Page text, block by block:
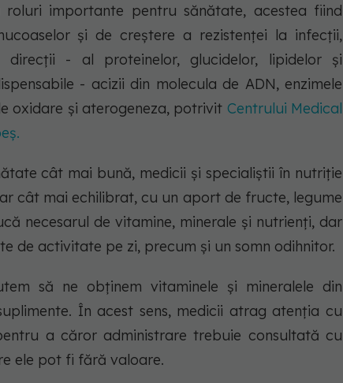
importante pentru sănătate, acestea fiind
și de creștere a rezistenței la infecții,
- al proteinelor, glucidelor, lipidelor și
- acizii din molecula de ADN, enzimele
oxidare și aterogeneza, potrivit Centrului Medical
cât mai bună, medicii și specialiștii în nutriție
cât mai echilibrat, cu un aport de fructe, legume
necesarul de vitamine, minerale și nutrienți, dar
de activitate pe zi, precum și un somn odihnitor.
să ne obținem vitaminele și mineralele din
În acest sens, medicii atrag atenția cu
a căror administrare trebuie consultată cu
ele pot fi fără valoare.